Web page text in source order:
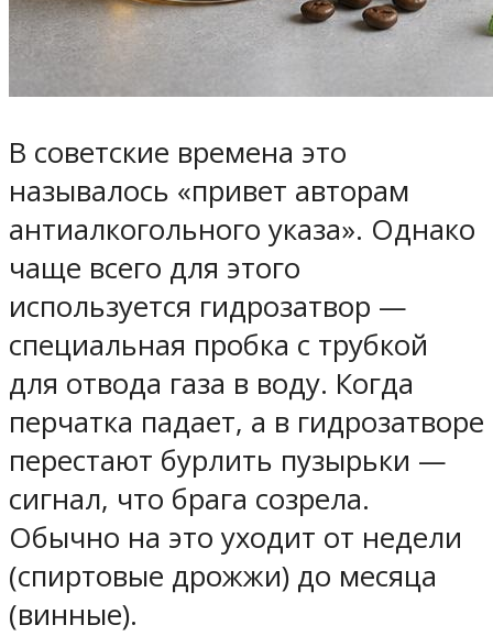
В советские времена это
называлось «привет авторам
антиалкогольного указа». Однако
чаще всего для этого
используется гидрозатвор —
специальная пробка с трубкой
для отвода газа в воду. Когда
перчатка падает, а в гидрозатворе
перестают бурлить пузырьки —
сигнал, что брага созрела.
Обычно на это уходит от недели
(спиртовые дрожжи) до месяца
(винные).